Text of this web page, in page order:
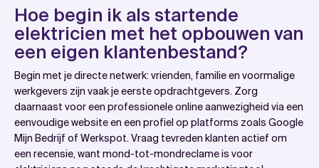
Hoe begin ik als startende
elektricien met het opbouwen van
een eigen klantenbestand?
Begin met je directe netwerk: vrienden, familie en voormalige
werkgevers zijn vaak je eerste opdrachtgevers. Zorg
daarnaast voor een professionele online aanwezigheid via een
eenvoudige website en een profiel op platforms zoals Google
Mijn Bedrijf of Werkspot. Vraag tevreden klanten actief om
een recensie, want mond-tot-mondreclame is voor